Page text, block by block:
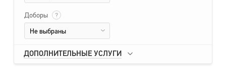
Доборы ?
Не выбраны
ДОПОЛНИТЕЛЬНЫЕ УСЛУГИ